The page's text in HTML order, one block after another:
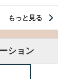
もっと見る
ション